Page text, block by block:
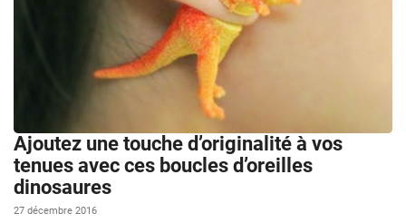
Ajoutez une touche d’originalité à vos
tenues avec ces boucles d’oreilles
dinosaures
27 décembre 2016